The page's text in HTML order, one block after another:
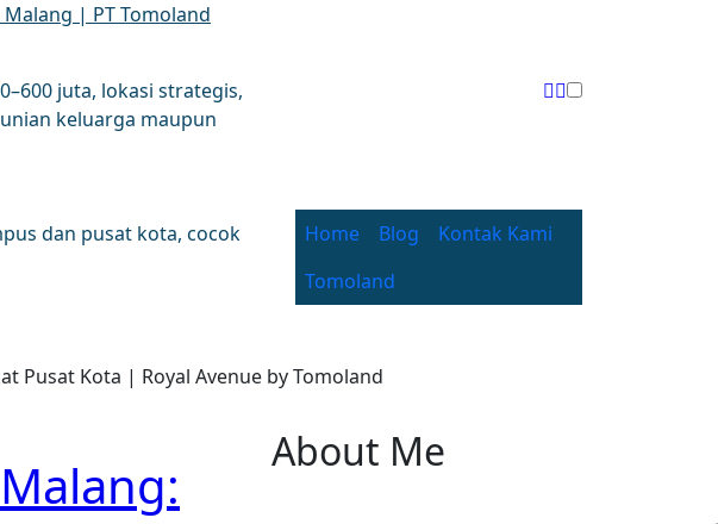
| PT Tomoland
juta, lokasi strategis,
keluarga maupun
dan pusat kota, cocok
Home Blog
Kontak Kami
Tomoland
Pusat Kota | Royal Avenue by Tomoland
About Me